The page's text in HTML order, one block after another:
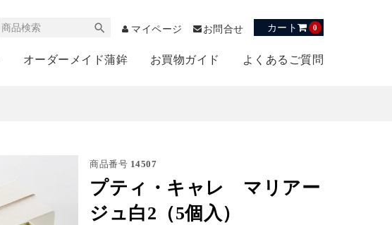
マイページ お問合せ カート 0
オーダーメイド蒲鉾 お買物ガイド よくあるご質問
商品番号 14507
プティ・キャレ マリアー
ジュ白2（5個入）